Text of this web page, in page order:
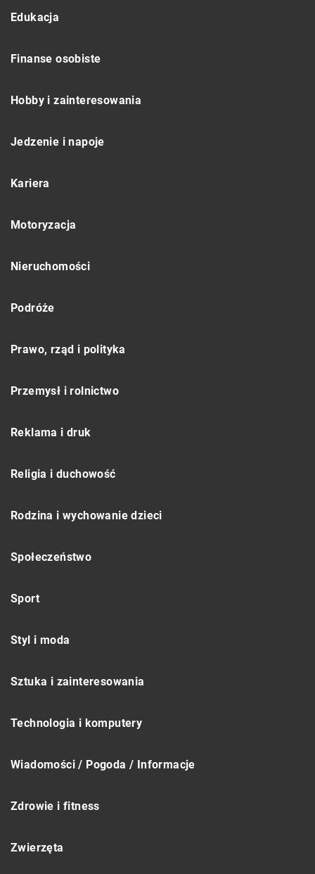
Edukacja
Finanse osobiste
Hobby i zainteresowania
Jedzenie i napoje
Kariera
Motoryzacja
Nieruchomości
Podróże
Prawo, rząd i polityka
Przemysł i rolnictwo
Reklama i druk
Religia i duchowość
Rodzina i wychowanie dzieci
Społeczeństwo
Sport
Styl i moda
Sztuka i zainteresowania
Technologia i komputery
Wiadomości / Pogoda / Informacje
Zdrowie i fitness
Zwierzęta